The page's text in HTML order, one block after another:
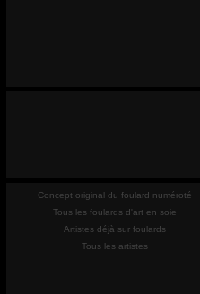
Concept original du foulard numéroté
Tous les foulards d'art en soie
Artistes déjà sur foulards
Tous les artistes